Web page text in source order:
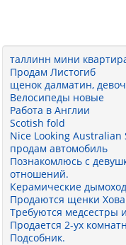
таллинн мини
Продам Листогиб
щенок далматин,
Велосипеды новые
Работа в Англии
Scotish fold
Nice Looking Australian
продам автомобиль
Познакомлюсь с
отношений.
Керамические
Продаются щенки
Требуются медсестры
Продается 2-ух
Подсобник.